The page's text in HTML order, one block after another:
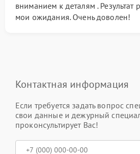
вниманием к деталям .
мои ожидания. Очень доволен!
Контактная информация
Если требуется задать вопрос
свои данные и дежурный
проконсультирует Вас!